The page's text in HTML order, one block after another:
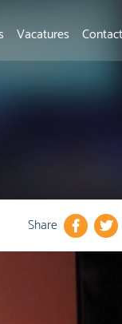
Vacatures Contact
Share